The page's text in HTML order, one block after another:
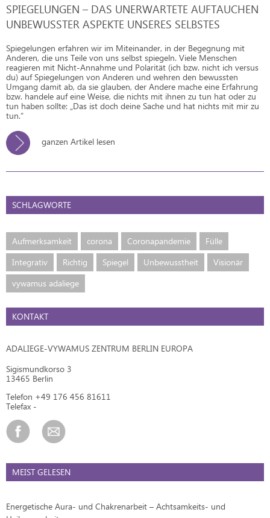
SPIEGELUNGEN – DAS UNERWARTETE AUFTAUCHEN
UNBEWUSSTER ASPEKTE UNSERES SELBSTES
Spiegelungen erfahren wir im Miteinander, in der Begegnung mit
Anderen, die uns Teile von uns selbst spiegeln. Viele Menschen
reagieren mit Nicht-Annahme und Polarität (ich bzw. nicht ich versus
du) auf Spiegelungen von Anderen und wehren den bewussten
Umgang damit ab, da sie glauben, der Andere mache eine Erfahrung
bzw. handele auf eine Weise, die nichts mit ihnen zu tun hat oder zu
tun haben sollte: „Das ist doch deine Sache und hat nichts mit mir zu
tun.“
ganzen Artikel lesen
SCHLAGWORTE
Aufmerksamkeit corona Coronapandemie
Fülle
Integrativ
Richtig Spiegel Unbewusstheit
Visionär
vywamus adaliege
KONTAKT
ADALIEGE-VYWAMUS ZENTRUM BERLIN EUROPA
Sigismundkorso 3
13465 Berlin
Telefon +49 176 456 81611
Telefax -
MEIST GELESEN
Energetische Aura- und Chakrenarbeit – Achtsamkeits- und